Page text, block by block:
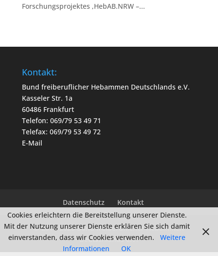
Forschungsprojektes ‚HebAB.NRW –...
Kontakt:
Bund freiberuflicher Hebammen Deutschlands e.V.
Kasseler Str. 1a
60486 Frankfurt
Telefon: 069/79 53 49 71
Telefax: 069/79 53 49 72
E-Mail
Datenschutz Kontakt
© 2010-2026 Bund freiberuflicher Hebammen
Deutschlands e.V.
Cookies erleichtern die Bereitstellung unserer Dienste.
Mit der Nutzung unserer Dienste erklären Sie sich damit
einverstanden, dass wir Cookies verwenden.
Weitere
Informationen
OK